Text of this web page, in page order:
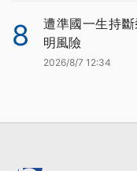
8
遭準國一生持
明風險
2026/8/7 12:34